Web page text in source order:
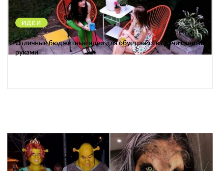
ИДЕИ 38211
Отличные бюджетные идеи для обустройства дачи своими
руками